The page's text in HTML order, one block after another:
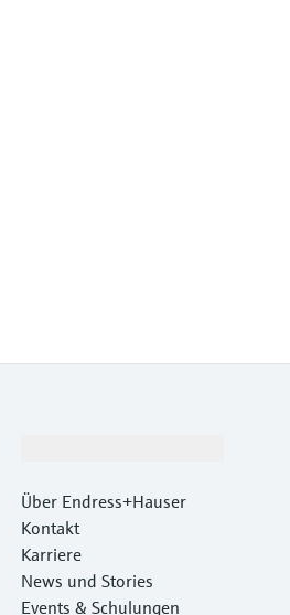
Über Endress+Hauser
Kontakt
Karriere
News und Stories
Events & Schulungen